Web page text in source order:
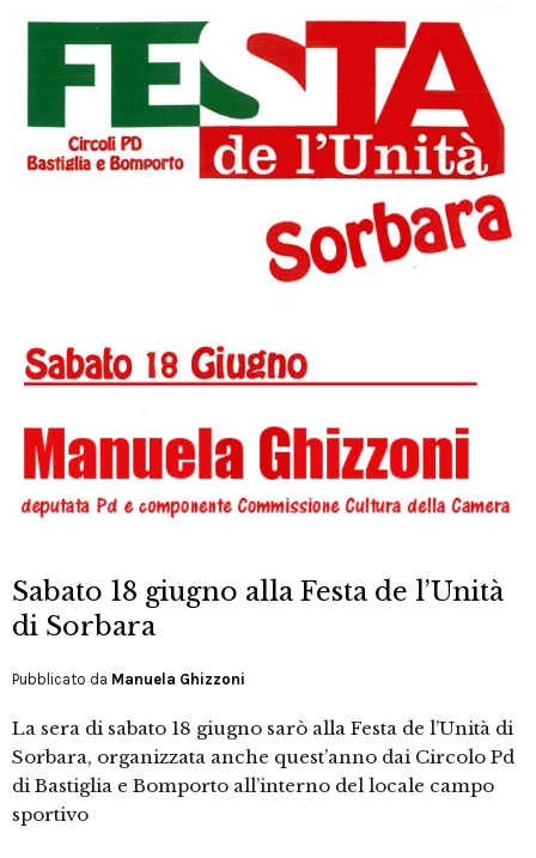
Sabato 18 giugno alla Festa de l’Unità
di Sorbara
Pubblicato da Manuela Ghizzoni
La sera di sabato 18 giugno sarò alla Festa de l’Unità di
Sorbara, organizzata anche quest’anno dai Circolo Pd
di Bastiglia e Bomporto all’interno del locale campo
sportivo